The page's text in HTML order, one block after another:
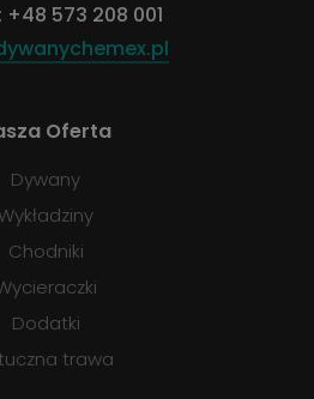
+48 573 208 001
Oferta
Dywany
Chodniki
Dodatki
trawa